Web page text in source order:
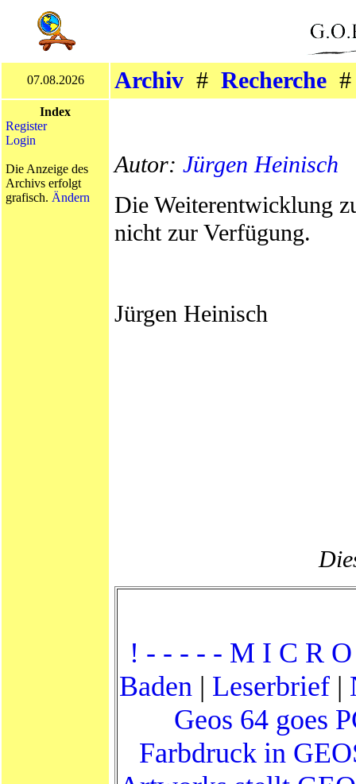
07.08.2026 Archiv # Recherche
Index
Register
Login
Die Anzeige des
Archivs erfolgt
grafisch. Ändern
Autor: Jürgen Heinisch
Die Weiterentwicklung
nicht zur Verfügung.
Jürgen Heinisch
! - - - - - M I C R
Baden | Leserbrief|
Geos 64 goes
Farbdruck in